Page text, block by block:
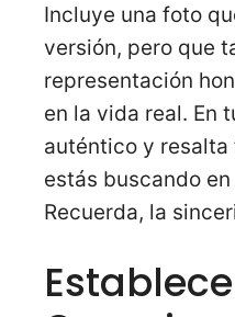
Incluye una foto
versión, pero que
representación
en la vida real. En
auténtico y resalta
estás buscando
Recuerda, la
Establece